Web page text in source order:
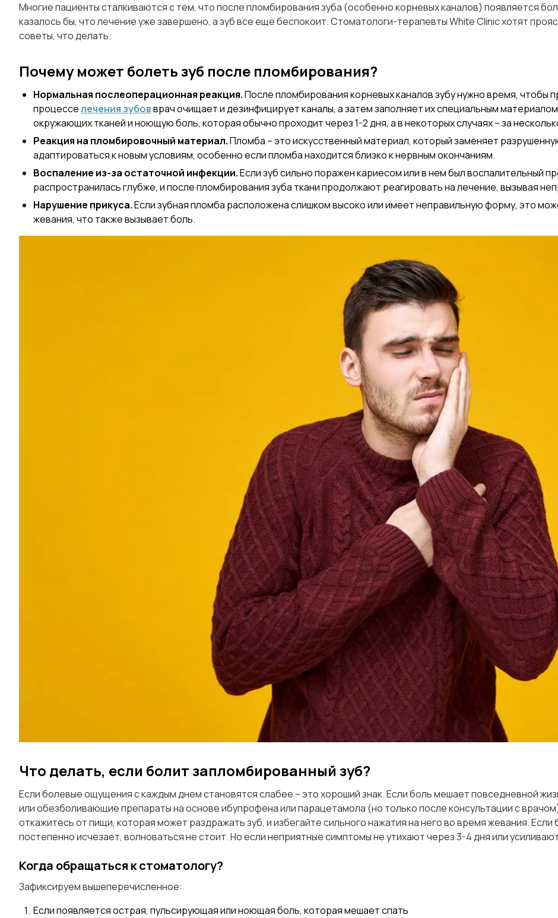
Многие пациенты сталкиваются с тем, что после пломбирования зуба (особенно корневых каналов) появляется
казалось бы, что лечение уже завершено, а зуб все еще беспокоит. Стоматологи-терапевты White Clinic хотят
советы, что делать.
Почему может болеть зуб после пломбирования?
Нормальная послеоперационная реакция.После пломбирования корневых каналов зубу нужно время, чтобы
процесселечения зубовврач очищает и дезинфицирует каналы, а затем заполняет их специальным
окружающих тканей и ноющую боль, которая обычно проходит через 1-2 дня, а в некоторых случаях – за
Реакция на пломбировочный материал.Пломба – это искусственный материал, который заменяет
адаптироваться к новым условиям, особенно если пломба находится близко к нервным окончаниям.
Воспаление из-за остаточной инфекции.Если зуб сильно поражен кариесом или в нем был воспалительный
распространилась глубже, и после пломбирования зуба ткани продолжают реагировать на лечение, вызывая
Нарушение прикуса.Если зубная пломба расположена слишком высоко или имеет неправильную форму, это
жевания, что также вызывает боль.
Что делать, если болит запломбированный зуб?
Если болевые ощущения с каждым днем становятся слабее – это хороший знак. Если боль мешает повседневной
или обезболивающие препараты на основе ибупрофена или парацетамола (но только после консультации с
откажитесь от пищи, которая может раздражать зуб, и избегайте сильного нажатия на него во время жевания.
постепенно исчезает, волноваться не стоит. Но если неприятные симптомы не утихают через 3-4 дня или
Когда обращаться к стоматологу?
Зафиксируем вышеперечисленное:
Если появляется острая, пульсирующая или ноющая боль, которая мешает спать